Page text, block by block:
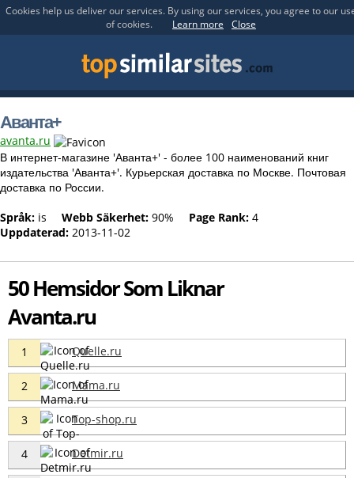
Cookies help us deliver our services. By using our services, you agree to our
of cookies.
Learn more Close
Аванта+
avanta.ru
В интернет-магазине 'Аванта+' - более 100 наименований книг
издательства 'Аванта+'. Курьерская доставка по Москве. Почтовая
доставка по России.
Språk: is Webb Säkerhet: 90% Page Rank: 4
Uppdaterad: 2013-11-02
50 Hemsidor Som Liknar
Avanta.ru
1 Quelle.ru
2 Mama.ru
3 Top-shop.ru
4 Detmir.ru